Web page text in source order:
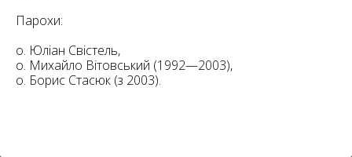
Парохи:
о. Юліан Свістель,
о. Михайло Вітовський (1992—2003),
о. Борис Стасюк (з 2003).